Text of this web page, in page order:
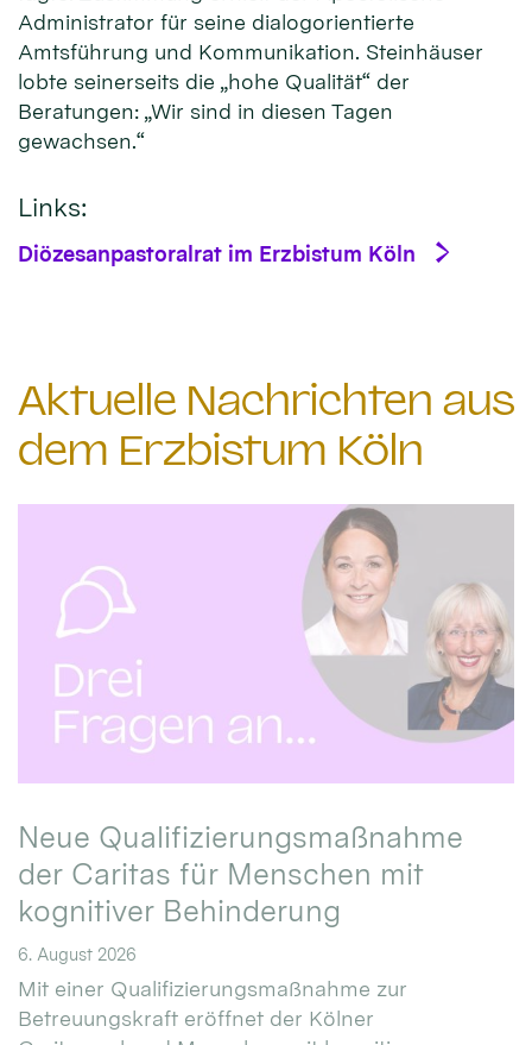
Administrator für seine dialogorientierte
Amtsführung und Kommunikation. Steinhäuser
lobte seinerseits die „hohe Qualität“ der
Beratungen: „Wir sind in diesen Tagen
gewachsen.“
Links:
Diözesanpastoralrat im Erzbistum Köln
Aktuelle Nachrichten aus
dem Erzbistum Köln
Neue Qualifizierungsmaßnahme
der Caritas für Menschen mit
kognitiver Behinderung
6. August 2026
Mit einer Qualifizierungsmaßnahme zur
Betreuungskraft eröffnet der Kölner